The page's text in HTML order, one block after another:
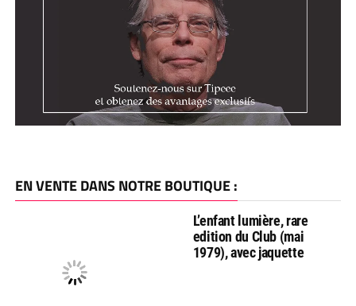
EN VENTE DANS NOTRE BOUTIQUE :
L’enfant lumière, rare
edition du Club (mai
1979), avec jaquette